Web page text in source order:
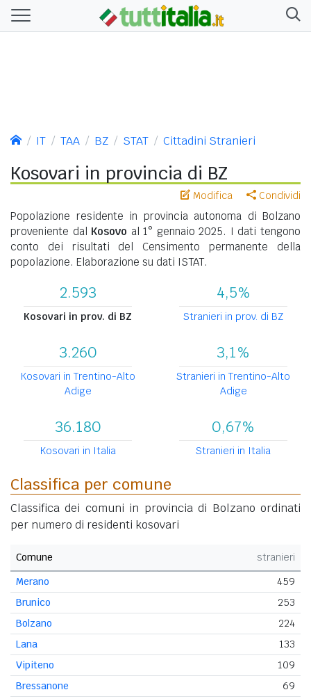
IT TAA BZ STAT Cittadini Stranieri
Kosovari in provincia di BZ
Modifica Condividi
Popolazione residente in provincia autonoma di Bolzano
proveniente dal Kosovo al 1° gennaio 2025. I dati tengono
conto dei risultati del Censimento permanente della
popolazione. Elaborazione su dati ISTAT.
2.593
Kosovari in prov. di BZ
4,5%
Stranieri in prov. di BZ
3.260
Kosovari in Trentino-Alto
Adige
3,1%
Stranieri in Trentino-Alto
Adige
36.180
Kosovari in Italia
0,67%
Stranieri in Italia
Classifica per comune
Classifica dei comuni in provincia di Bolzano ordinati
per numero di residenti kosovari
Comune
stranieri
Merano
459
Brunico
253
Bolzano
224
Lana
133
Vipiteno
109
Bressanone
69